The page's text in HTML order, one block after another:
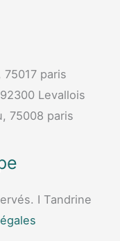
paris
Levallois
75008 paris
I Tandrine